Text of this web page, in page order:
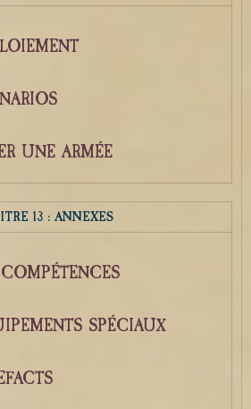
UNE ARMÉE
13 : ANNEXES
SPÉCIAUX